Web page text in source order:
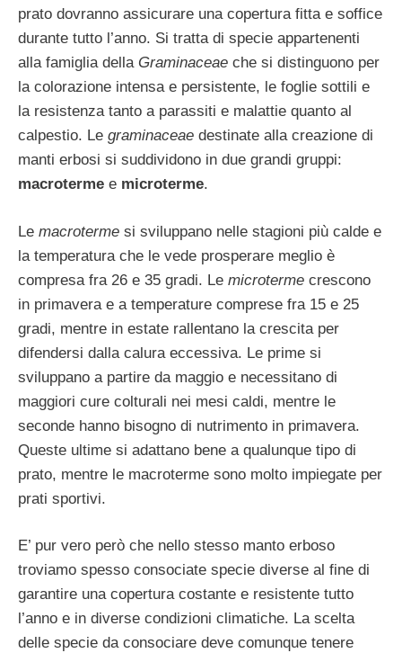
prato dovranno assicurare una copertura fitta e soffice
durante tutto l’anno. Si tratta di specie appartenenti
alla famiglia della Graminaceae che si distinguono per
la colorazione intensa e persistente, le foglie sottili e
la resistenza tanto a parassiti e malattie quanto al
calpestio. Le graminaceae destinate alla creazione di
manti erbosi si suddividono in due grandi gruppi:
macroterme e microterme.
Le macroterme si sviluppano nelle stagioni più calde e
la temperatura che le vede prosperare meglio è
compresa fra 26 e 35 gradi. Le microterme crescono
in primavera e a temperature comprese fra 15 e 25
gradi, mentre in estate rallentano la crescita per
difendersi dalla calura eccessiva. Le prime si
sviluppano a partire da maggio e necessitano di
maggiori cure colturali nei mesi caldi, mentre le
seconde hanno bisogno di nutrimento in primavera.
Queste ultime si adattano bene a qualunque tipo di
prato, mentre le macroterme sono molto impiegate per
prati sportivi.
E’ pur vero però che nello stesso manto erboso
troviamo spesso consociate specie diverse al fine di
garantire una copertura costante e resistente tutto
l’anno e in diverse condizioni climatiche. La scelta
delle specie da consociare deve comunque tenere